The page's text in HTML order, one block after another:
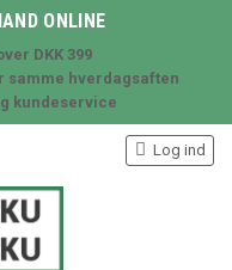
ONLINE
DKK 399
samme hverdagsaften
kundeservice
 Log ind